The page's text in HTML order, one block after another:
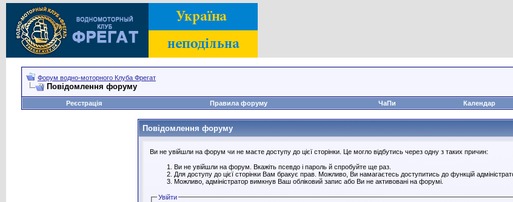
Форум водно-моторного Клуба Фрегат
Повідомлення форуму
Реєстрація
Правила форуму ЧаПи Календар
Повідомлення форуму
Ви не увійшли на форум чи не маєте доступу до цієї сторінки. Це могло відбутись через одну з таких причин:
Ви не увійшли на форум. Вкажіть псевдо і пароль й спробуйте ще раз.
Для доступу до цієї сторінки Вам бракує прав. Можливо, Ви намагаєтесь доступитись до функцій
Можливо, адміністратор вимкнув Ваш обліковий запис або Ви не активовані на форумі.
Увійти